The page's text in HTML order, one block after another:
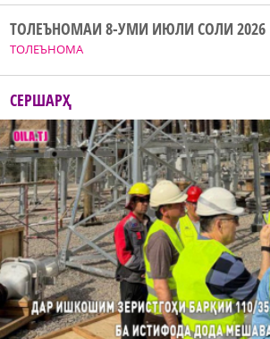
ТОЛЕЪНОМА
ТОЛЕЪНОМАИ 8-УМИ ИЮЛИ СОЛИ 2026
СЕРШАРҲ